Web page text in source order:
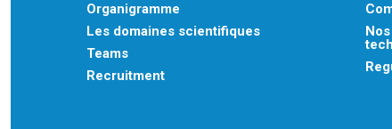
Organigramme
Les domaines scientifiques
Teams
Recruitment